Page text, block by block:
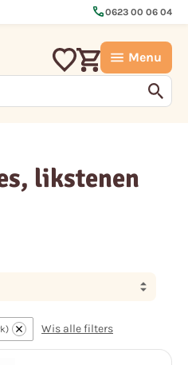
call0623 00 06 04
Menu
likstenen
Wis alle filters